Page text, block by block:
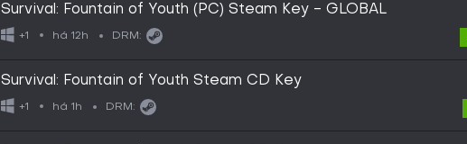
Survival: Fountain of Youth (PC) Steam Key - GLOBAL
+1 há 12h DRM:
Survival: Fountain of Youth Steam CD Key
+1 há 1h DRM: